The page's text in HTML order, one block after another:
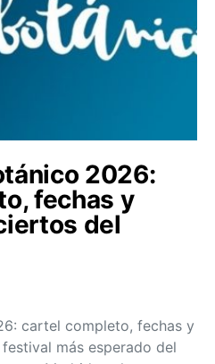
2026:
fechas y
del
cartel completo, fechas y
más esperado del